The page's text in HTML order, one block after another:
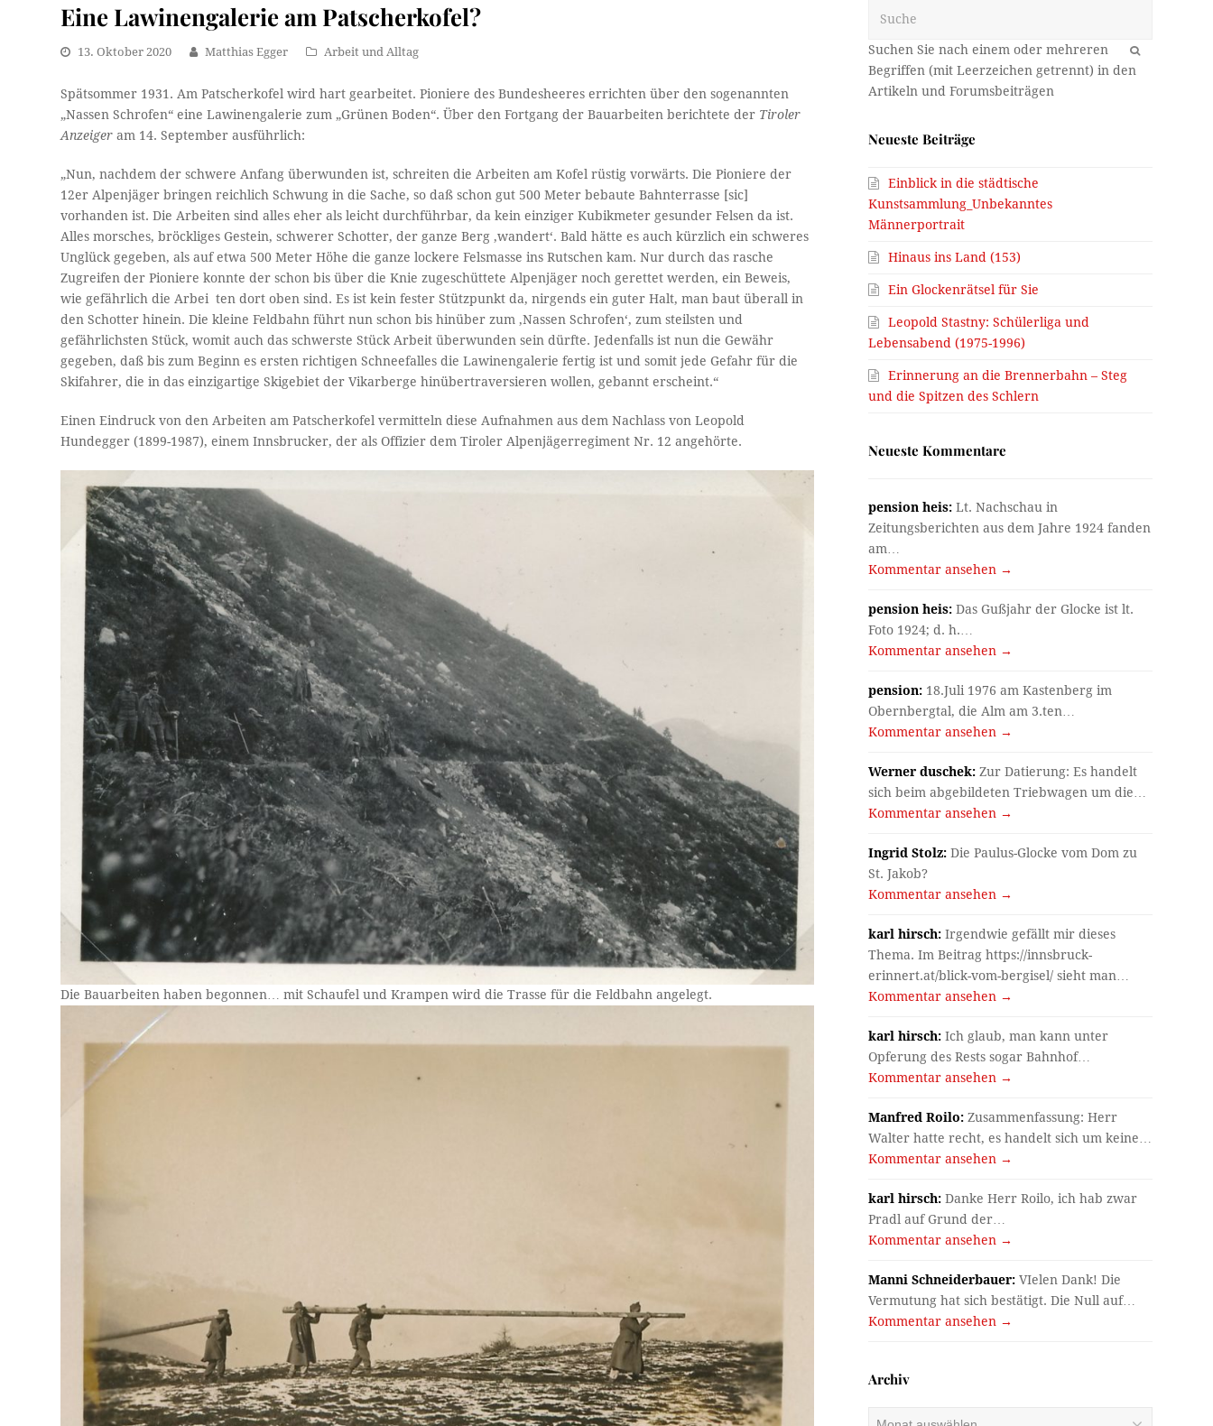
Eine Lawinengalerie am Patscherkofel?
13. Oktober 2020 Matthias Egger Arbeit und Alltag
Spätsommer 1931. Am Patscherkofel wird hart gearbeitet. Pioniere des Bundesheeres errichten über den sogenannten
„Nassen Schrofen“ eine Lawinengalerie zum „Grünen Boden“. Über den Fortgang der Bauarbeiten berichtete der Tiroler
Anzeiger am 14. September ausführlich:
„Nun, nachdem der schwere Anfang überwunden ist, schreiten die Arbeiten am Kofel rüstig vorwärts. Die Pioniere der
12er Alpenjäger bringen reichlich Schwung in die Sache, so daß schon gut 500 Meter bebaute Bahnterrasse [sic]
vorhanden ist. Die Arbeiten sind alles eher als leicht durchführbar, da kein einziger Kubikmeter gesunder Felsen da ist.
Alles morsches, bröckliges Gestein, schwerer Schotter, der ganze Berg ‚wandert‘. Bald hätte es auch kürzlich ein schweres
Unglück gegeben, als auf etwa 500 Meter Höhe die ganze lockere Felsmasse ins Rutschen kam. Nur durch das rasche
Zugreifen der Pioniere konnte der schon bis über die Knie zugeschüttete Alpenjäger noch gerettet werden, ein Beweis,
wie gefährlich die Arbei ­ ten dort oben sind. Es ist kein fester Stützpunkt da, nirgends ein guter Halt, man baut überall in
den Schotter hinein. Die kleine Feldbahn führt nun schon bis hinüber zum ‚Nassen Schrofen‘, zum steilsten und
gefährlichsten Stück, womit auch das schwerste Stück Arbeit überwunden sein dürfte. Jedenfalls ist nun die Gewähr
gegeben, daß bis zum Beginn es ersten richtigen Schneefalles die Lawinengalerie fertig ist und somit jede Gefahr für die
Skifahrer, die in das einzigartige Skigebiet der Vikarberge hinübertraversieren wollen, gebannt erscheint.“
Einen Eindruck von den Arbeiten am Patscherkofel vermitteln diese Aufnahmen aus dem Nachlass von Leopold
Hundegger (1899-1987), einem Innsbrucker, der als Offizier dem Tiroler Alpenjägerregiment Nr. 12 angehörte.
Die Bauarbeiten haben begonnen… mit Schaufel und Krampen wird die Trasse für die Feldbahn angelegt.
OK
Neueste Beiträge
Einblick in die städtische
Kunstsammlung_Unbekanntes
Männerportrait
Hinaus ins Land (153)
Ein Glockenrätsel für Sie
Leopold Stastny: Schülerliga und
Lebensabend (1975-1996)
Erinnerung an die Brennerbahn – Steg
und die Spitzen des Schlern
Neueste Kommentare
pension heis: Lt. Nachschau in
Zeitungsberichten aus dem Jahre 1924 fanden
am…
Kommentar ansehen →
pension heis: Das Gußjahr der Glocke ist lt.
Foto 1924; d. h.…
Kommentar ansehen →
pension: 18.Juli 1976 am Kastenberg im
Obernbergtal, die Alm am 3.ten…
Kommentar ansehen →
Werner duschek: Zur Datierung: Es handelt
sich beim abgebildeten Triebwagen um die…
Kommentar ansehen →
Ingrid Stolz: Die Paulus-Glocke vom Dom zu
St. Jakob?
Kommentar ansehen →
karl hirsch: Irgendwie gefällt mir dieses
Thema. Im Beitrag https://innsbruck-
erinnert.at/blick-vom-bergisel/ sieht man…
Kommentar ansehen →
karl hirsch: Ich glaub, man kann unter
Opferung des Rests sogar Bahnhof…
Kommentar ansehen →
Manfred Roilo: Zusammenfassung: Herr
Walter hatte recht, es handelt sich um keine…
Kommentar ansehen →
karl hirsch: Danke Herr Roilo, ich hab zwar
Pradl auf Grund der…
Kommentar ansehen →
Manni Schneiderbauer: VIelen Dank! Die
Vermutung hat sich bestätigt. Die Null auf…
Kommentar ansehen →
Archiv